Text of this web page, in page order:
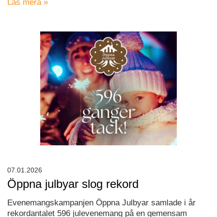
Läs mera »
Öppna julbyar slog rekord
Evenemangskampanjen Öppna Julbyar samlade i år
rekordantalet 596 julevenemang på en gemensam
07.01.2026